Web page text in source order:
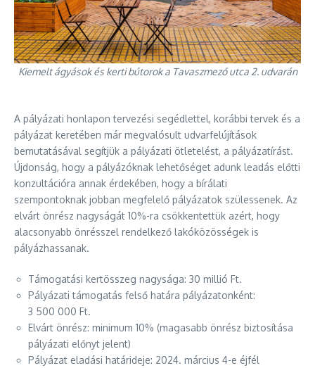
Kiemelt ágyások és kerti bútorok a Tavaszmező utca 2. udvarán
A pályázati honlapon tervezési segédlettel, korábbi tervek és a
pályázat keretében már megvalósult udvarfelújítások
bemutatásával segítjük a pályázati ötletelést, a pályázatírást.
Újdonság, hogy a pályázóknak lehetőséget adunk leadás előtti
konzultációra annak érdekében, hogy a bírálati
szempontoknak jobban megfelelő pályázatok szülessenek. Az
elvárt önrész nagyságát 10%-ra csökkentettük azért, hogy
alacsonyabb önrésszel rendelkező lakóközösségek is
pályázhassanak.
Támogatási kertösszeg nagysága: 30 millió Ft.
Pályázati támogatás felső határa pályázatonként:
3 500 000 Ft.
Elvárt önrész: minimum 10% (magasabb önrész biztosítása
pályázati előnyt jelent)
Pályázat eladási határideje: 2024. március 4-e éjfél